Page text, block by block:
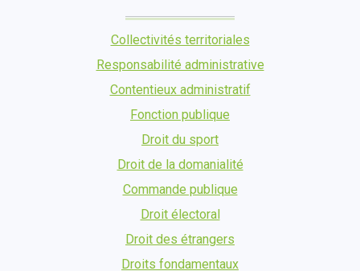
Collectivités territoriales
Responsabilité administrative
Contentieux administratif
Fonction publique
Droit du sport
Droit de la domanialité
Commande publique
Droit électoral
Droit des étrangers
Droits fondamentaux